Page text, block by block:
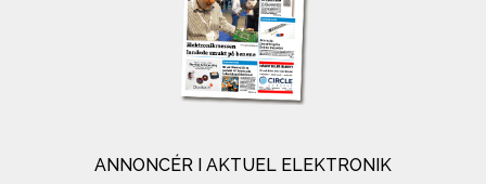
ANNONCÉR I AKTUEL ELEKTRONIK